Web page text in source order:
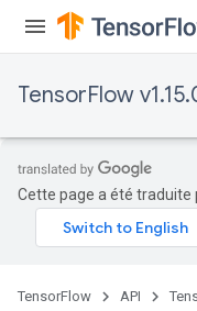
TensorFlow
Cette page a été traduite
TensorFlow API